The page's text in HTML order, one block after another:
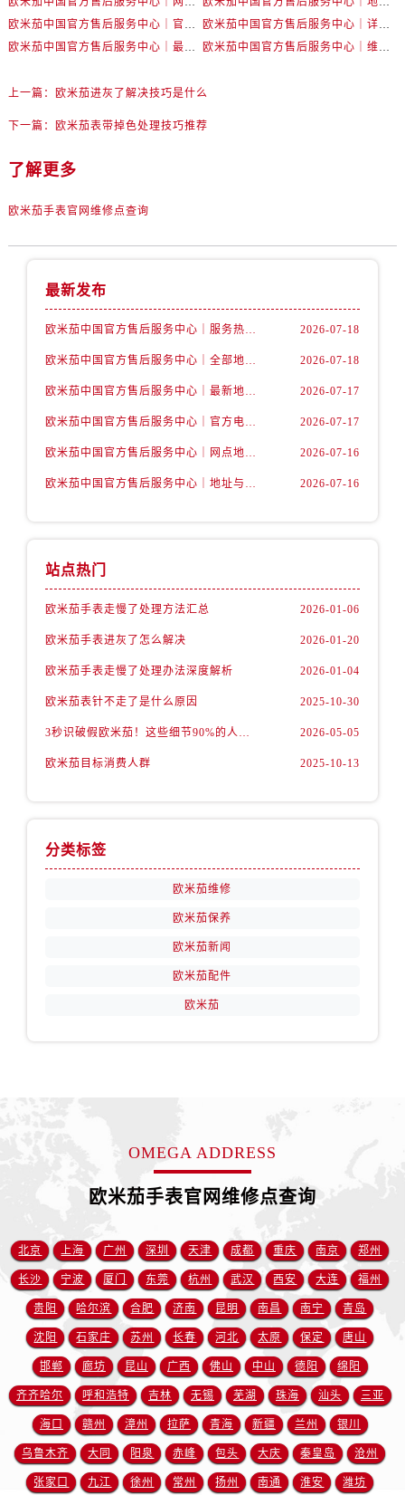
辽宁省锦州市古塔区中央大街售后服务中心（需提前预约）
辽宁省辽阳市白塔区新运大街售后服务中心（需提前预约）
内蒙古自治区阿拉善盟市左旗土尔扈特大街售后服务中心（需提前预约）
内蒙古自治区包头市青山区幸福路甲3号王府井百货名表维修售后服务中心（需提前预约）
山西省大同市平城区迎宾街售后服务中心（需提前预约）
天津市和平区赤峰道136号天津国际金融中心26层2603室售后服务中心（需提前预约）
安徽省黄山市屯溪区黄山西路售后服务中心（需提前预约）
福建省南平市建阳区人民西路售后服务中心（需提前预约）
福建省宁德市蕉城区天湖东路售后服务中心（需提前预约）
福建省莆田市城厢区霞林街道荔华东大道售后服务中心（需提前预约）
福建省三明市三元区东乾二路售后服务中心（需提前预约）
福建省漳州市龙文区步港路售后服务中心（需提前预约）
江苏省常州市新北区龙锦路1590号现代传媒中心5号楼10层1008室售后服务中心（需提前预约）
江苏省淮安市清江浦区淮海北路售后服务中心（需提前预约）
江苏省连云港市海州区通灌北路售后服务中心（需提前预约）
江苏省南京市秦淮区中山南路1号南京中心22层22-C1-C3室售后服务中心（需提前预约）
江苏省宿迁市宿城区西湖路售后服务中心（需提前预约）
欧米茄中国官方售后服务中心｜官方地址与售后电话权威信息公告（2026年7月最新）
欧米茄中国官方售后服务中心｜详细地址与官方电话权威信息通告（2026年7月最新）
欧米茄中国官方售后服务中心｜最新热线电话与地址权威信息公告（2026年7月最新）
欧米茄中国官方售后服务中心｜维修地址与售后服务电话权威信息声明（2026年7月最新）
上一篇： 欧米茄进灰了解决技巧是什么
下一篇： 欧米茄表带掉色处理技巧推荐
了解更多
欧米茄手表官网维修点查询
最新发布
欧米茄中国官方售后服务中心｜服务热线及详细地址权威信息公告（2026年7月最新） 2026-07-18
欧米茄中国官方售后服务中心｜全部地址与售后电话权威信息声明（2026年7月最新） 2026-07-18
欧米茄中国官方售后服务中心｜最新地址及官方服务热线权威信息公告（2026年7月最新） 2026-07-17
欧米茄中国官方售后服务中心｜官方电话和维修地址权威信息公告（2026年7月最新） 2026-07-17
欧米茄中国官方售后服务中心｜网点地址和官方热线权威信息通知（2026年7月最新） 2026-07-16
欧米茄中国官方售后服务中心｜地址与24小时服务电话权威信息公告（2026年7月最新） 2026-07-16
站点热门
欧米茄手表走慢了处理方法汇总 2026-01-06
欧米茄手表进灰了怎么解决 2026-01-20
欧米茄手表走慢了处理办法深度解析 2026-01-04
欧米茄表针不走了是什么原因 2025-10-30
3秒识破假欧米茄！这些细节90%的人都忽略了 2026-05-05
欧米茄目标消费人群 2025-10-13
分类标签
欧米茄维修
欧米茄保养
欧米茄新闻
欧米茄配件
欧米茄
OMEGA ADDRESS
欧米茄手表官网维修点查询
北京 上海 广州 深圳 天津 成都 重庆 南京 郑州
长沙 宁波 厦门 东莞 杭州 武汉 西安 大连 福州
贵阳 哈尔滨 合肥 济南 昆明 南昌 南宁 青岛
沈阳 石家庄 苏州 长春 河北 太原 保定 唐山
邯郸 廊坊 昆山 广西 佛山 中山 德阳 绵阳
齐齐哈尔 呼和浩特 吉林 无锡 芜湖 珠海 汕头 三亚
海口 赣州 漳州 拉萨 青海 新疆 兰州 银川
乌鲁木齐 大同 阳泉 赤峰 包头 大庆 秦皇岛 沧州
张家口 九江 徐州 常州 扬州 南通 淮安 潍坊